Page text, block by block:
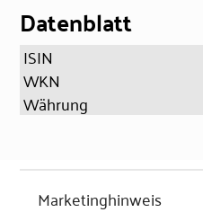
Datenblatt
ISIN
WKN
Währung
Marketinghinweis